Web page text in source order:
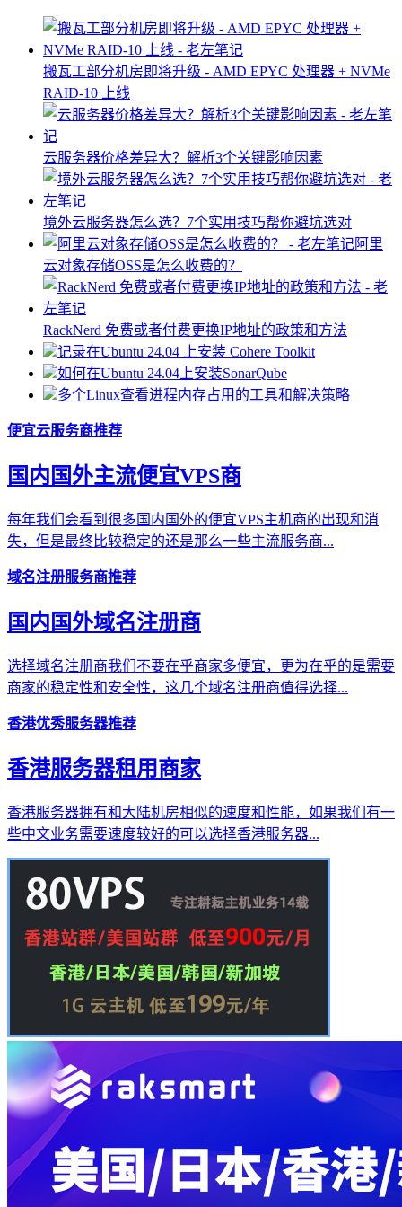
搬瓦工部分机房即将升级 - AMD EPYC 处理器 + NVMe
RAID-10 上线
云服务器价格差异大？解析3个关键影响因素
境外云服务器怎么选？7个实用技巧帮你避坑选对
阿里
云对象存储OSS是怎么收费的？
RackNerd 免费或者付费更换IP地址的政策和方法
记录在Ubuntu 24.04 上安装 Cohere Toolkit
如何在Ubuntu 24.04上安装SonarQube
多个Linux查看进程内存占用的工具和解决策略
便宜云服务商推荐
国内国外主流便宜VPS商
每年我们会看到很多国内国外的便宜VPS主机商的出现和消
失，但是最终比较稳定的还是那么一些主流服务商...
域名注册服务商推荐
国内国外域名注册商
选择域名注册商我们不要在乎商家多便宜，更为在乎的是需要
商家的稳定性和安全性，这几个域名注册商值得选择...
香港优秀服务器推荐
香港服务器租用商家
香港服务器拥有和大陆机房相似的速度和性能，如果我们有一
些中文业务需要速度较好的可以选择香港服务器...